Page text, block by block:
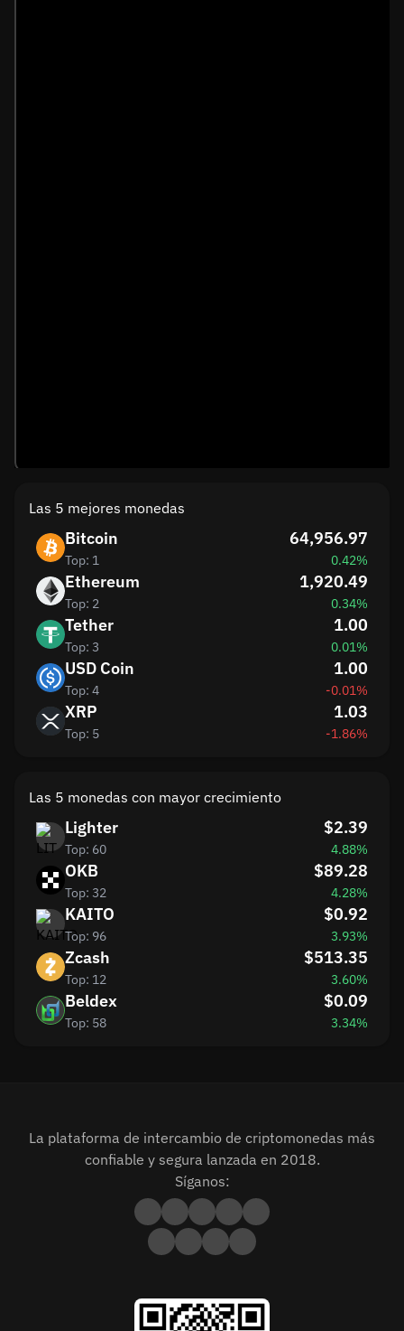
Las 5 mejores monedas
Bitcoin
Top: 1
64,956.97
0.42%
Ethereum
Top: 2
1,920.49
0.34%
Tether
Top: 3
1.00
0.01%
USD Coin
Top: 4
1.00
-0.01%
XRP
Top: 5
1.03
-1.86%
Las 5 monedas con mayor crecimiento
Lighter
Top: 60
$2.39
4.88%
OKB
Top: 32
$89.28
4.28%
KAITO
Top: 96
$0.92
3.93%
Zcash
Top: 12
$513.35
3.60%
Beldex
Top: 58
$0.09
3.34%
La plataforma de intercambio de criptomonedas más
confiable y segura lanzada en 2018.
Síganos: